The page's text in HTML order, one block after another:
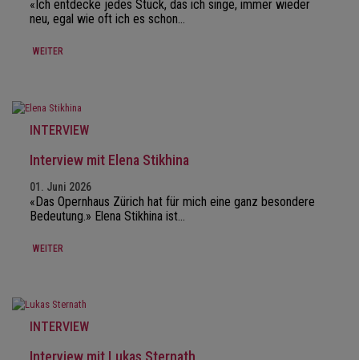
«Ich entdecke jedes Stück, das ich singe, immer wieder
neu, egal wie oft ich es schon…
WEITER
INTERVIEW
Interview mit Elena Stikhina
01. Juni 2026
«Das Opernhaus Zürich hat für mich eine ganz besondere
Bedeutung.» Elena Stikhina ist…
WEITER
INTERVIEW
Interview mit Lukas Sternath